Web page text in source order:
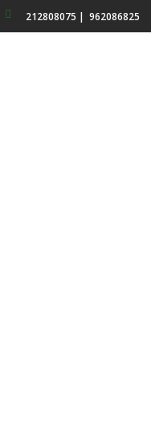
212808075 | 962086825